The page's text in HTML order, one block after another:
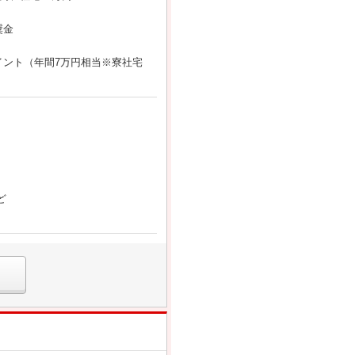
金
ント（年間7万円相当※寮社宅